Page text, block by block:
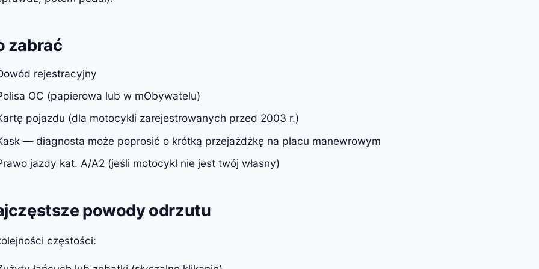
zabrać
rejestracyjny
OC (papierowa lub w mObywatelu)
pojazdu (dla motocykli zarejestrowanych przed 2003 r.)
— diagnosta może poprosić o krótką przejażdżkę na placu manewrowym
jazdy kat. A/A2 (jeśli motocykl nie jest twój własny)
powody odrzutu
częstości: